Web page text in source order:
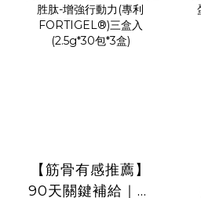
【筋骨有感推薦】
90天關鍵補給｜穩